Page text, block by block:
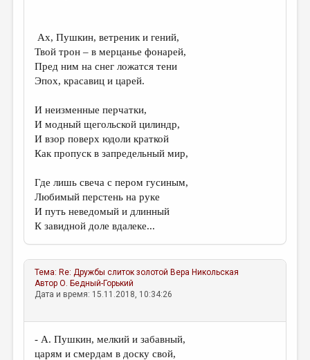
Ах, Пушкин, ветреник и гений,
Твой трон – в мерцанье фонарей,
Пред ним на снег ложатся тени
Эпох, красавиц и царей.
И неизменные перчатки,
И модный щегольской цилиндр,
И взор поверх юдоли краткой
Как пропуск в запредельный мир,
Где лишь свеча с пером гусиным,
Любимый перстень на руке
И путь неведомый и длинный
К завидной доле вдалеке...
Тема:Re: Дружбы слиток золотой Вера Никольская
АвторО. Бедный-Горький
Дата и время: 15.11.2018, 10:34:26
- А. Пушкин, мелкий и забавный,
царям и смердам в доску свой,